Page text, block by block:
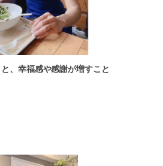
、幸福感や感謝が増すこと